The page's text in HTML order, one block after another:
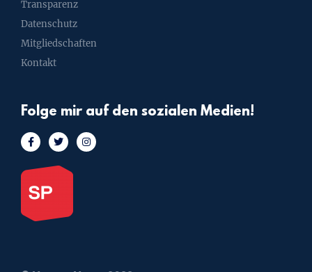
Transparenz
Datenschutz
Mitgliedschaften
Kontakt
Folge mir auf den sozialen Medien!